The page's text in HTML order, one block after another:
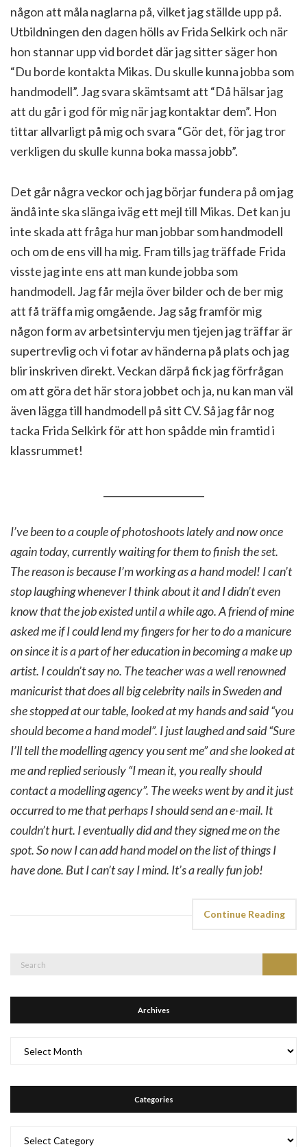
någon att måla naglarna på, vilket jag ställde upp på.
Utbildningen den dagen hölls av Frida Selkirk och när
hon stannar upp vid bordet där jag sitter säger hon
“Du borde kontakta Mikas. Du skulle kunna jobba som
handmodell”. Jag svara skämtsamt att “Då hälsar jag
att du går i god för mig när jag kontaktar dem”. Hon
tittar allvarligt på mig och svara “Gör det, för jag tror
verkligen du skulle kunna boka massa jobb”.
Det går några veckor och jag börjar fundera på om jag
ändå inte ska slänga iväg ett mejl till Mikas. Det kan ju
inte skada att fråga hur man jobbar som handmodell
och om de ens vill ha mig. Fram tills jag träffade Frida
visste jag inte ens att man kunde jobba som
handmodell. Jag får mejla över bilder och de ber mig
att få träffa mig omgående. Jag såg framför mig
någon form av arbetsintervju men tjejen jag träffar är
supertrevlig och vi fotar av händerna på plats och jag
blir inskriven direkt. Veckan därpå fick jag förfrågan
om att göra det här stora jobbet och ja, nu kan man väl
även lägga till handmodell på sitt CV. Så jag får nog
tacka Frida Selkirk för att hon spådde min framtid i
klassrummet!
I’ve been to a couple of photoshoots lately and now once
again today, currently waiting for them to finish the set.
The reason is because I’m working as a hand model! I can’t
stop laughing whenever I think about it and I didn’t even
know that the job existed until a while ago. A friend of mine
asked me if I could lend my fingers for her to do a manicure
on since it is a part of her education in becoming a make up
artist. I couldn’t say no. The teacher was a well renowned
manicurist that does all big celebrity nails in Sweden and
she stopped at our table, looked at my hands and said “you
should become a hand model”. I just laughed and said “Sure
I’ll tell the modelling agency you sent me” and she looked at
me and replied seriously “I mean it, you really should
contact a modelling agency”. The weeks went by and it just
occurred to me that perhaps I should send an e-mail. It
couldn’t hurt. I eventually did and they signed me on the
spot. So now I can add hand model on the list of things I
have done. But I can’t say I mind. It’s a really fun job!
Continue Reading
Archives
Categories